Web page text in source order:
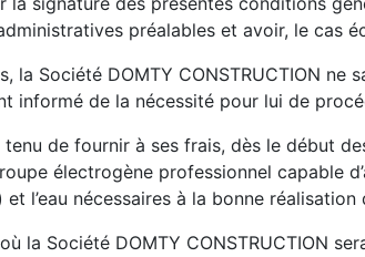
préalables et avoir, le cas
la Société DOMTY CONSTRUCTION
informé de la nécessité pour lui de
de fournir à ses frais, dès le début
électrogène professionnel capable
l’eau nécessaires à la bonne réalisation
la Société DOMTY CONSTRUCTION